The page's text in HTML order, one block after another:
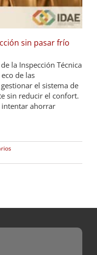
sin pasar frío
la Inspección Técnica
de las
el sistema de
sin reducir el confort.
ahorrar